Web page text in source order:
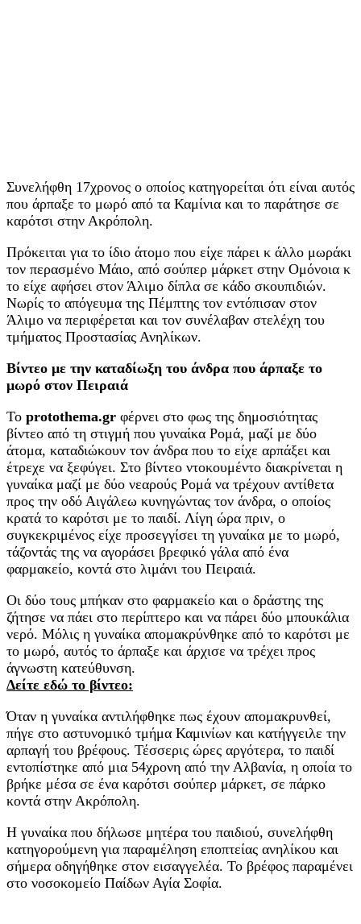
Συνελήφθη 17χρονος ο οποίος κατηγορείται ότι είναι αυτός
που άρπαξε το μωρό από τα Καμίνια και το παράτησε σε
καρότσι στην Ακρόπολη.
Πρόκειται για το ίδιο άτομο που είχε πάρει κ άλλο μωράκι
τον περασμένο Μάιο, από σούπερ μάρκετ στην Ομόνοια κ
το είχε αφήσει στον Άλιμο δίπλα σε κάδο σκουπιδιών.
Νωρίς το απόγευμα της Πέμπτης τον εντόπισαν στον
Άλιμο να περιφέρεται και τον συνέλαβαν στελέχη του
τμήματος Προστασίας Ανηλίκων.
Βίντεο με την καταδίωξη του άνδρα που άρπαξε το
μωρό στον Πειραιά
Το protothema.gr φέρνει στο φως της δημοσιότητας
βίντεο από τη στιγμή που γυναίκα Ρομά, μαζί με δύο
άτομα, καταδιώκουν τον άνδρα που το είχε αρπάξει και
έτρεχε να ξεφύγει. Στο βίντεο ντοκουμέντο διακρίνεται η
γυναίκα μαζί με δύο νεαρούς Ρομά να τρέχουν αντίθετα
προς την οδό Αιγάλεω κυνηγώντας τον άνδρα, ο οποίος
κρατά το καρότσι με το παιδί. Λίγη ώρα πριν, ο
συγκεκριμένος είχε προσεγγίσει τη γυναίκα με το μωρό,
τάζοντάς της να αγοράσει βρεφικό γάλα από ένα
φαρμακείο, κοντά στο λιμάνι του Πειραιά.
Οι δύο τους μπήκαν στο φαρμακείο και ο δράστης της
ζήτησε να πάει στο περίπτερο και να πάρει δύο μπουκάλια
νερό. Μόλις η γυναίκα απομακρύνθηκε από το καρότσι με
το μωρό, αυτός το άρπαξε και άρχισε να τρέχει προς
άγνωστη κατεύθυνση.
Δείτε εδώ το βίντεο:
Όταν η γυναίκα αντιλήφθηκε πως έχουν απομακρυνθεί,
πήγε στο αστυνομικό τμήμα Καμινίων και κατήγγειλε την
αρπαγή του βρέφους. Τέσσερις ώρες αργότερα, το παιδί
εντοπίστηκε από μια 54χρονη από την Αλβανία, η οποία το
βρήκε μέσα σε ένα καρότσι σούπερ μάρκετ, σε πάρκο
κοντά στην Ακρόπολη.
Η γυναίκα που δήλωσε μητέρα του παιδιού, συνελήφθη
κατηγορούμενη για παραμέληση εποπτείας ανηλίκου και
σήμερα οδηγήθηκε στον εισαγγελέα. Το βρέφος παραμένει
στο νοσοκομείο Παίδων Αγία Σοφία.